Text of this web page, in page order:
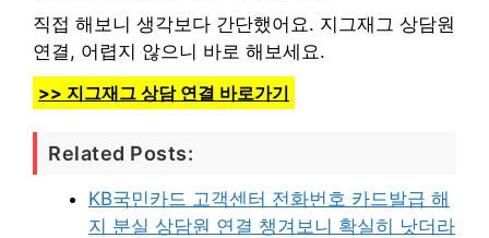
직접 해보니 생각보다 간단했어요. 지그재그 상담원
연결, 어렵지 않으니 바로 해보세요.
>> 지그재그 상담 연결 바로가기
Related Posts:
KB국민카드 고객센터 전화번호 카드발급 해
지 분실 상담원 연결 챙겨보니 확실히 낫더라